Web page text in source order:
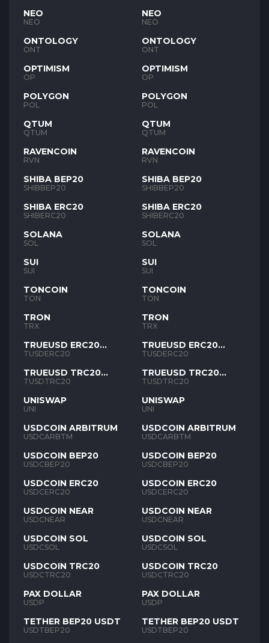
NEO
NEO
ONTOLOGY
ONT
OPTIMISM
OP
POLYGON
POL
QTUM
QTUM
RAVENCOIN
RVN
SHIBA BEP20
SHIBBEP20
SHIBA ERC20
SHIBERC20
SOLANA
SOL
SUI
SUI
TONCOIN
TON
TRON
TRX
TRUEUSD ERC20
TUSD
TUSDERC20
TRUEUSD TRC20
TUSD
TUSDTRC20
UNISWAP
UNI
USDCOIN ARBITRUM
USDCARBTM
USDCOIN BEP20
USDCBEP20
USDCOIN ERC20
USDCERC20
USDCOIN NEAR
USDCNEAR
USDCOIN SOL
USDCSOL
USDCOIN TRC20
USDCTRC20
PAX DOLLAR
USDP
TETHER BEP20 USDT
USDTBEP20
NEO
NEO
ONTOLOGY
ONT
OPTIMISM
OP
POLYGON
POL
QTUM
QTUM
RAVENCOIN
RVN
SHIBA BEP20
SHIBBEP20
SHIBA ERC20
SHIBERC20
SOLANA
SOL
SUI
SUI
TONCOIN
TON
TRON
TRX
TRUEUSD ERC20
TUSD
TUSDERC20
TRUEUSD TRC20
TUSD
TUSDTRC20
UNISWAP
UNI
USDCOIN ARBITRUM
USDCARBTM
USDCOIN BEP20
USDCBEP20
USDCOIN ERC20
USDCERC20
USDCOIN NEAR
USDCNEAR
USDCOIN SOL
USDCSOL
USDCOIN TRC20
USDCTRC20
PAX DOLLAR
USDP
TETHER BEP20 USDT
USDTBEP20